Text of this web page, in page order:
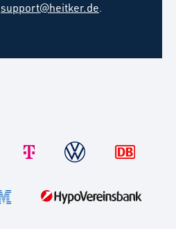
support@heitker.de.